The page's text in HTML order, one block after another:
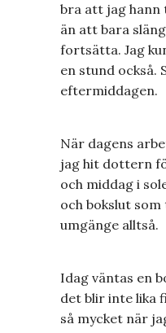
bra att jag hann
än att bara
fortsätta. Jag
en stund också.
eftermiddagen.
När dagens
jag hit dottern
och middag i
och bokslut
umgänge alltså.
Idag väntas en
det blir inte lika
så mycket när